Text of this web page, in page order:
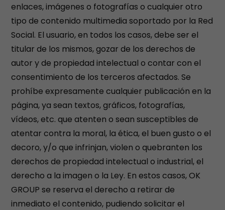
enlaces, imágenes o fotografías o cualquier otro
tipo de contenido multimedia soportado por la Red
Social. El usuario, en todos los casos, debe ser el
titular de los mismos, gozar de los derechos de
autor y de propiedad intelectual o contar con el
consentimiento de los terceros afectados. Se
prohíbe expresamente cualquier publicación en la
página, ya sean textos, gráficos, fotografías,
vídeos, etc. que atenten o sean susceptibles de
atentar contra la moral, la ética, el buen gusto o el
decoro, y/o que infrinjan, violen o quebranten los
derechos de propiedad intelectual o industrial, el
derecho a la imagen o la Ley. En estos casos, OK
GROUP se reserva el derecho a retirar de
inmediato el contenido, pudiendo solicitar el